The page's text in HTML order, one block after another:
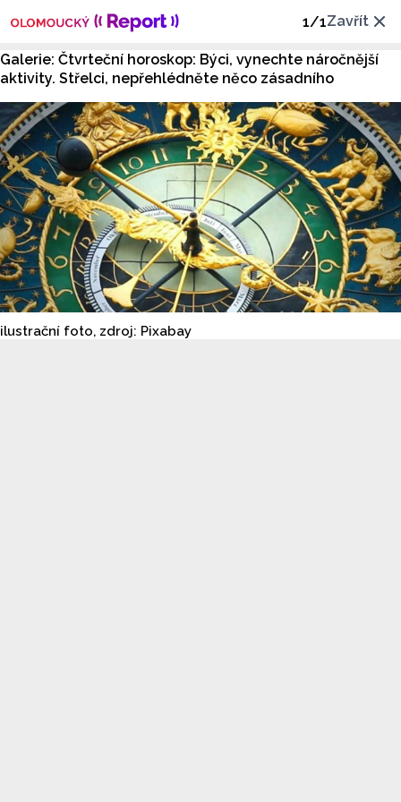
1/1Zavřít
Galerie: Čtvrteční horoskop: Býci, vynechte náročnější
aktivity. Střelci, nepřehlédněte něco zásadního
ilustrační foto, zdroj: Pixabay